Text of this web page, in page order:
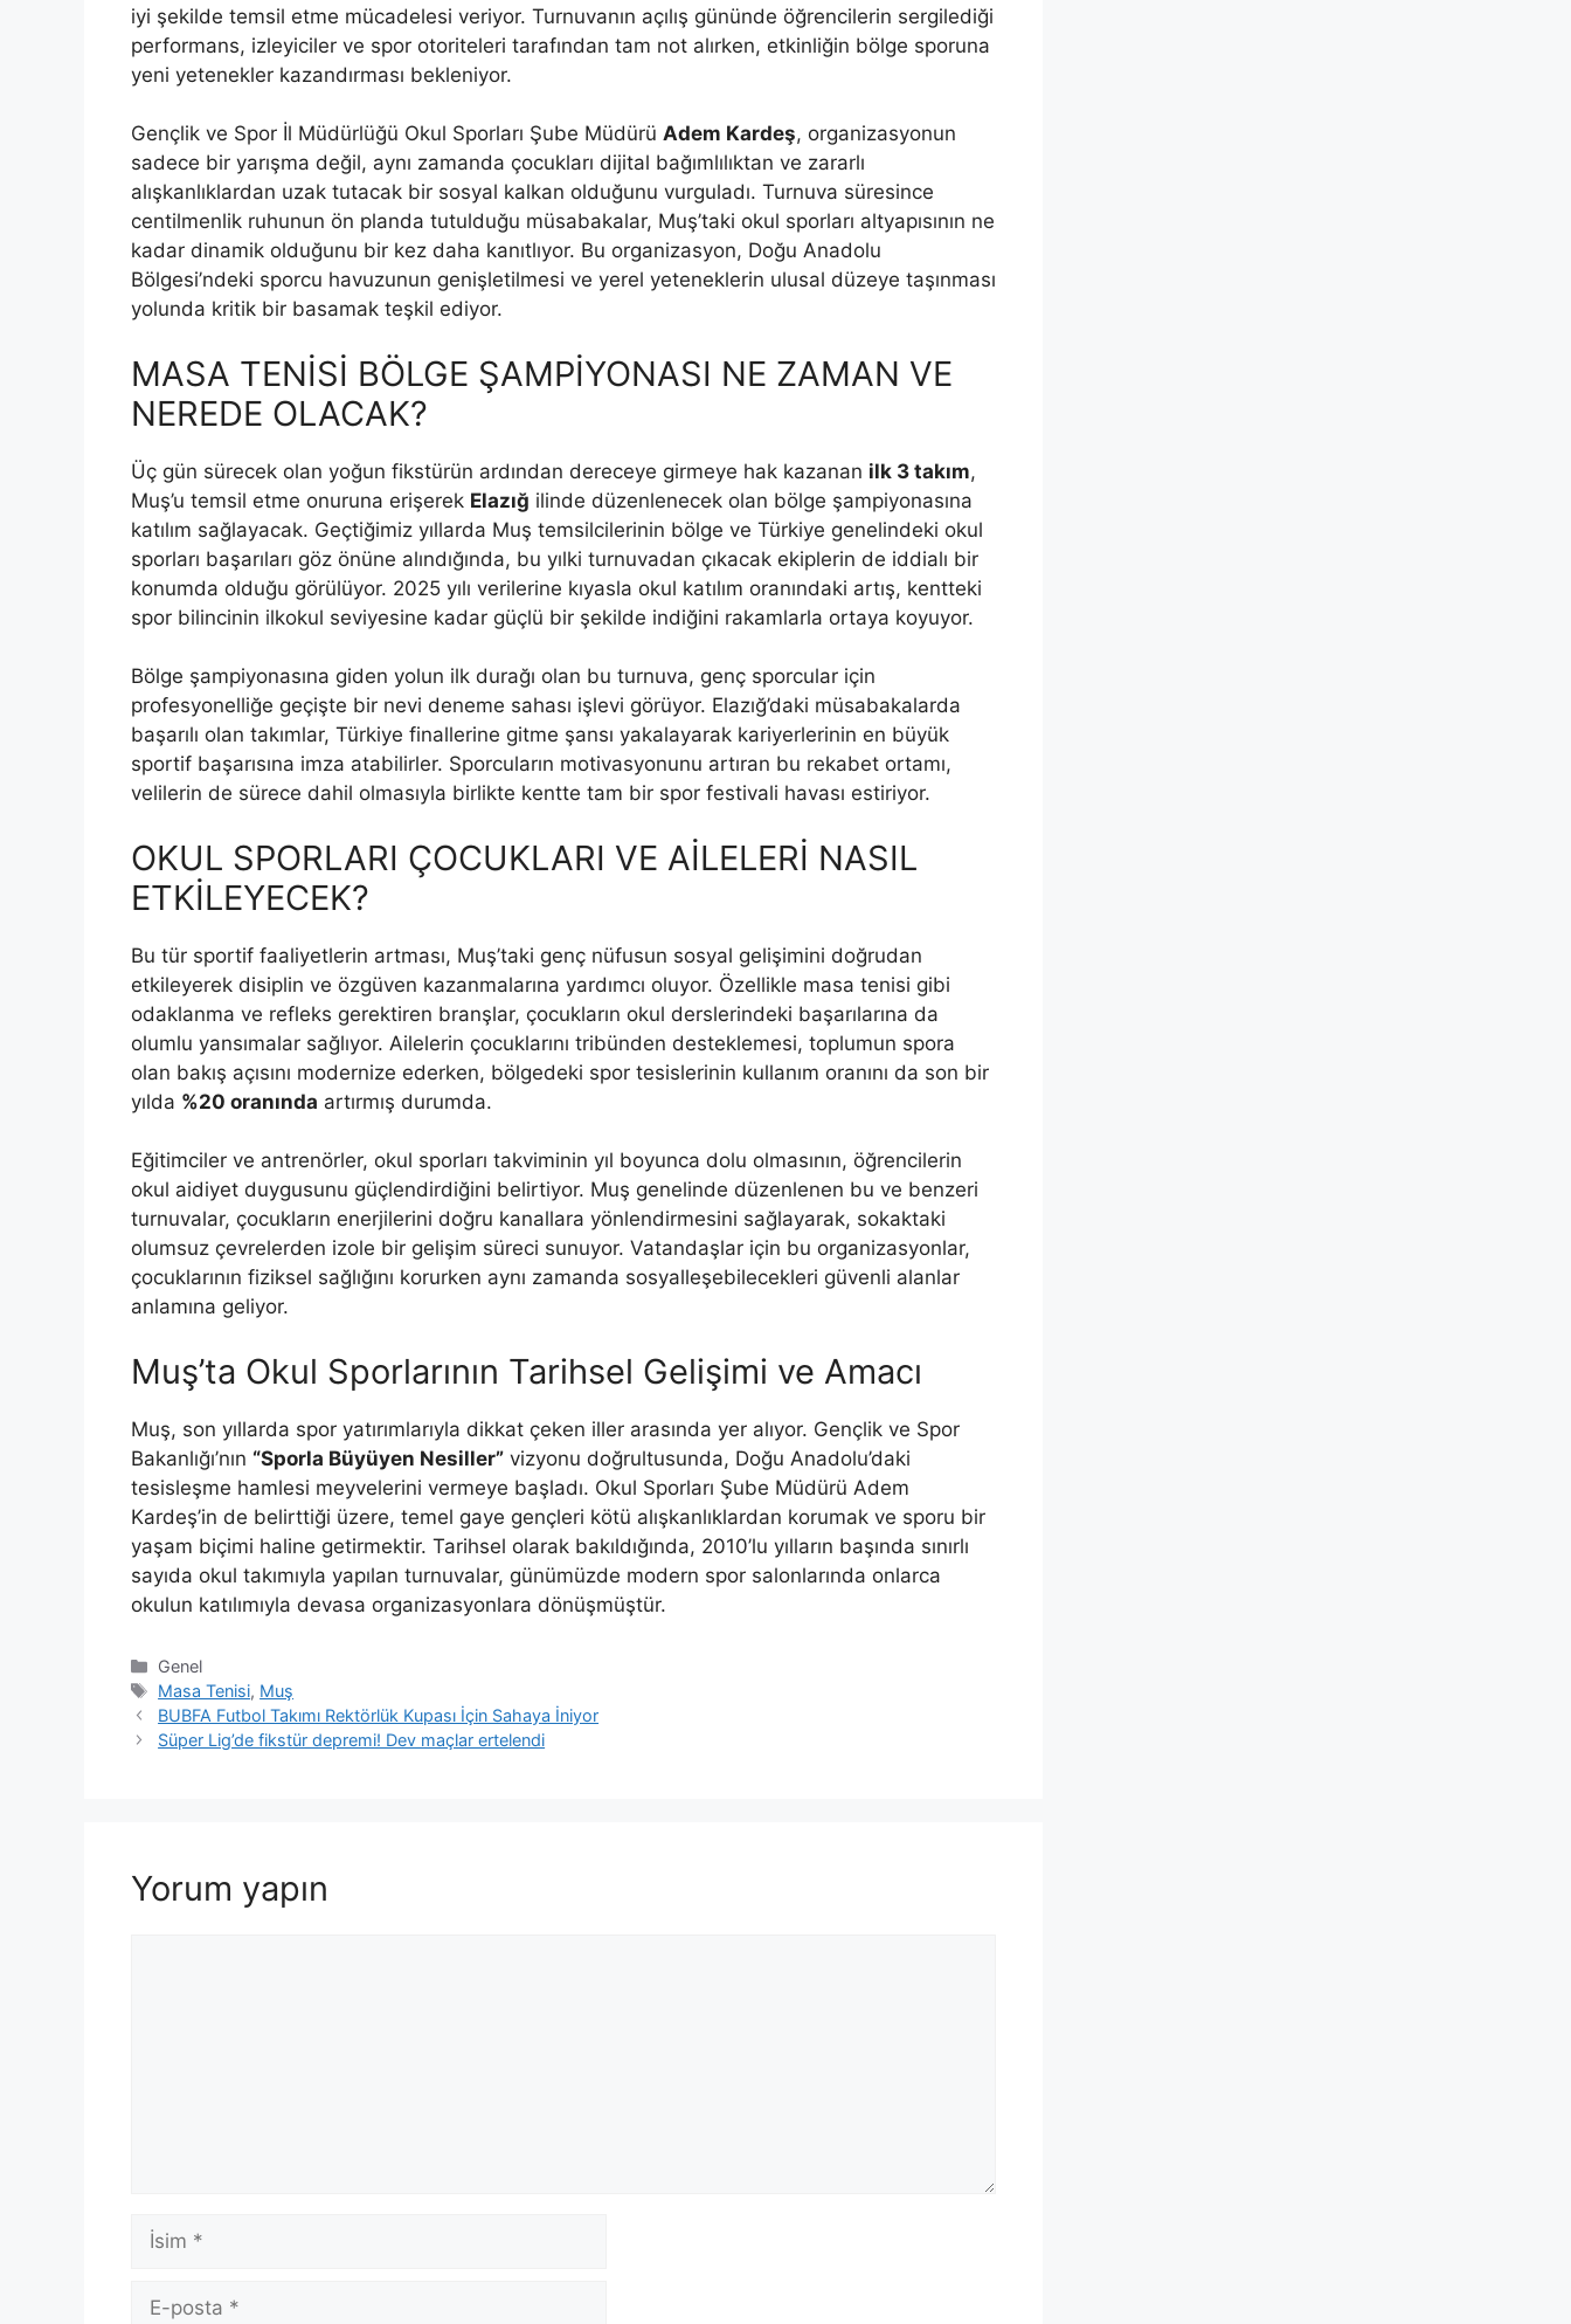
iyi şekilde temsil etme mücadelesi veriyor. Turnuvanın açılış gününde öğrencilerin sergilediği
performans, izleyiciler ve spor otoriteleri tarafından tam not alırken, etkinliğin bölge sporuna
yeni yetenekler kazandırması bekleniyor.
Gençlik ve Spor İl Müdürlüğü Okul Sporları Şube Müdürü Adem Kardeş, organizasyonun
sadece bir yarışma değil, aynı zamanda çocukları dijital bağımlılıktan ve zararlı
alışkanlıklardan uzak tutacak bir sosyal kalkan olduğunu vurguladı. Turnuva süresince
centilmenlik ruhunun ön planda tutulduğu müsabakalar, Muş’taki okul sporları altyapısının ne
kadar dinamik olduğunu bir kez daha kanıtlıyor. Bu organizasyon, Doğu Anadolu
Bölgesi’ndeki sporcu havuzunun genişletilmesi ve yerel yeteneklerin ulusal düzeye taşınması
yolunda kritik bir basamak teşkil ediyor.
MASA TENİSİ BÖLGE ŞAMPİYONASI NE ZAMAN VE
NEREDE OLACAK?
Üç gün sürecek olan yoğun fikstürün ardından dereceye girmeye hak kazanan ilk 3 takım,
Muş’u temsil etme onuruna erişerek Elazığ ilinde düzenlenecek olan bölge şampiyonasına
katılım sağlayacak. Geçtiğimiz yıllarda Muş temsilcilerinin bölge ve Türkiye genelindeki okul
sporları başarıları göz önüne alındığında, bu yılki turnuvadan çıkacak ekiplerin de iddialı bir
konumda olduğu görülüyor. 2025 yılı verilerine kıyasla okul katılım oranındaki artış, kentteki
spor bilincinin ilkokul seviyesine kadar güçlü bir şekilde indiğini rakamlarla ortaya koyuyor.
Bölge şampiyonasına giden yolun ilk durağı olan bu turnuva, genç sporcular için
profesyonelliğe geçişte bir nevi deneme sahası işlevi görüyor. Elazığ’daki müsabakalarda
başarılı olan takımlar, Türkiye finallerine gitme şansı yakalayarak kariyerlerinin en büyük
sportif başarısına imza atabilirler. Sporcuların motivasyonunu artıran bu rekabet ortamı,
velilerin de sürece dahil olmasıyla birlikte kentte tam bir spor festivali havası estiriyor.
OKUL SPORLARI ÇOCUKLARI VE AİLELERİ NASIL
ETKİLEYECEK?
Bu tür sportif faaliyetlerin artması, Muş’taki genç nüfusun sosyal gelişimini doğrudan
etkileyerek disiplin ve özgüven kazanmalarına yardımcı oluyor. Özellikle masa tenisi gibi
odaklanma ve refleks gerektiren branşlar, çocukların okul derslerindeki başarılarına da
olumlu yansımalar sağlıyor. Ailelerin çocuklarını tribünden desteklemesi, toplumun spora
olan bakış açısını modernize ederken, bölgedeki spor tesislerinin kullanım oranını da son bir
yılda %20 oranında artırmış durumda.
Eğitimciler ve antrenörler, okul sporları takviminin yıl boyunca dolu olmasının, öğrencilerin
okul aidiyet duygusunu güçlendirdiğini belirtiyor. Muş genelinde düzenlenen bu ve benzeri
turnuvalar, çocukların enerjilerini doğru kanallara yönlendirmesini sağlayarak, sokaktaki
olumsuz çevrelerden izole bir gelişim süreci sunuyor. Vatandaşlar için bu organizasyonlar,
çocuklarının fiziksel sağlığını korurken aynı zamanda sosyalleşebilecekleri güvenli alanlar
anlamına geliyor.
Muş’ta Okul Sporlarının Tarihsel Gelişimi ve Amacı
Muş, son yıllarda spor yatırımlarıyla dikkat çeken iller arasında yer alıyor. Gençlik ve Spor
Bakanlığı’nın “Sporla Büyüyen Nesiller” vizyonu doğrultusunda, Doğu Anadolu’daki
tesisleşme hamlesi meyvelerini vermeye başladı. Okul Sporları Şube Müdürü Adem
Kardeş’in de belirttiği üzere, temel gaye gençleri kötü alışkanlıklardan korumak ve sporu bir
yaşam biçimi haline getirmektir. Tarihsel olarak bakıldığında, 2010’lu yılların başında sınırlı
sayıda okul takımıyla yapılan turnuvalar, günümüzde modern spor salonlarında onlarca
okulun katılımıyla devasa organizasyonlara dönüşmüştür.
Kategoriler
Genel
Etiketler
Masa Tenisi, Muş
BUBFA Futbol Takımı Rektörlük Kupası İçin Sahaya İniyor
Süper Lig’de fikstür depremi! Dev maçlar ertelendi
Yorum yapın
İsim